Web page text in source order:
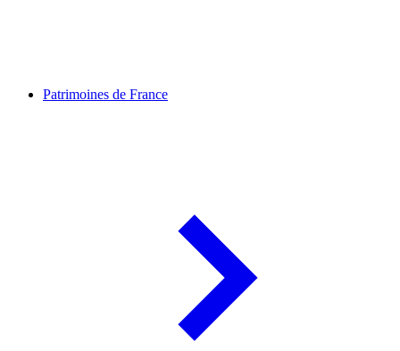
Patrimoines de France